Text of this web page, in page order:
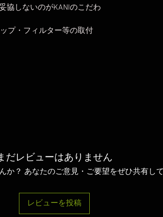
協しないのがKANIのこだわ
プ・フィルター等の取付
だレビューはありません
か？ あなたのご意見・ご要望をぜひ共有して
レビューを投稿